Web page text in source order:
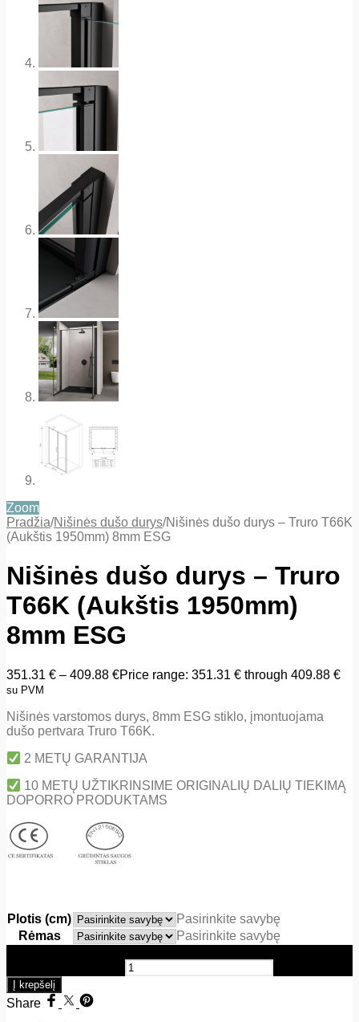
Zoom
Pradžia/Nišinės dušo durys/Nišinės dušo durys – Truro T66K
(Aukštis 1950mm) 8mm ESG
Nišinės dušo durys – Truro
T66K (Aukštis 1950mm)
8mm ESG
351.31 € – 409.88 €Price range: 351.31 € through 409.88 €
su PVM
Nišinės varstomos durys, 8mm ESG stiklo, įmontuojama
dušo pertvara Truro T66K.
2 METŲ GARANTIJA
10 METŲ UŽTIKRINSIME ORIGINALIŲ DALIŲ TIEKIMĄ
DOPORRO PRODUKTAMS
Plotis (cm)
Pasirinkite savybę
Rėmas
Pasirinkite savybę
Į krepšelį
Share